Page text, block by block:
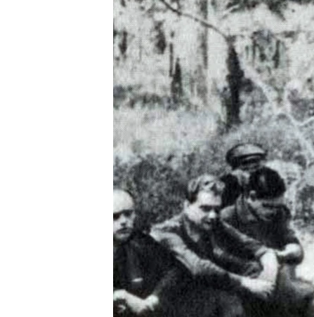
КРЫМ.НЕПОКОРЕННЫЙ
УКРАИНСКАЯ ПРОБЛЕМА КРЫМА